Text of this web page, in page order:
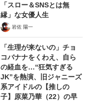
「スロー＆SNSとは無
縁」な女優人生
岩佐 陽一
「生理が来ないの」チョ
コバナナをくわえ、自ら
の経血を…“狂気すぎる
JK”を熱演、旧ジャニーズ
系アイドルの【推しの
子】原菜乃華（22）の早